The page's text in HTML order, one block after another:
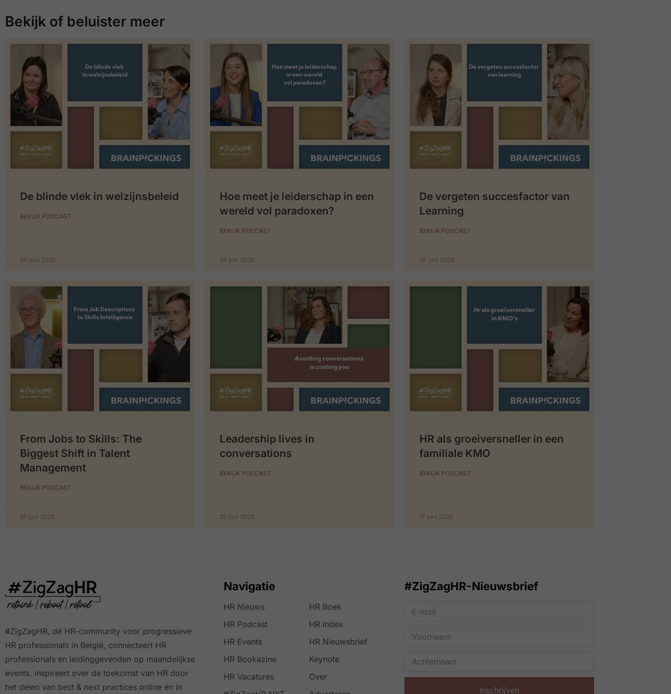
Bekijk of beluister meer
De blinde vlek in welzijnsbeleid
BEKIJK PODCAST
30 juni 2026
Hoe meet je leiderschap in een
wereld vol paradoxen?
BEKIJK PODCAST
29 juni 2026
De vergeten succesfactor van
Learning
BEKIJK PODCAST
26 juni 2026
From Jobs to Skills: The
Biggest Shift in Talent
Management
BEKIJK PODCAST
25 juni 2026
Leadership lives in
conversations
BEKIJK PODCAST
22 juni 2026
HR als groeiversneller in een
familiale KMO
BEKIJK PODCAST
17 juni 2026
#ZigZagHR, dé HR-community voor progressieve
HR professionals in België, connecteert HR
professionals en leidinggevenden op maandelijkse
events, inspireert over de toekomst van HR door
het delen van best & next practices online én in
Navigatie
HR Nieuws
HR Podcast
HR Events
HR Bookazine
HR Vacatures
HR Boek
HR Index
HR Nieuwsbrief
Keynote
Over
#ZigZagHR-Nieuwsbrief
Inschrijven